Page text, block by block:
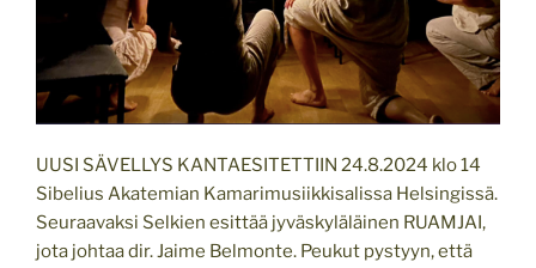
UUSI SÄVELLYS KANTAESITETTIIN 24.8.2024 klo 14
Sibelius Akatemian Kamarimusiikkisalissa Helsingissä.
Seuraavaksi Selkien esittää jyväskyläläinen RUAMJAI,
jota johtaa dir. Jaime Belmonte. Peukut pystyyn, että